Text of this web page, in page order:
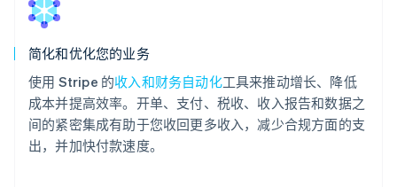
简化和优化您的业务
使用 Stripe 的收入和财务自动化工具来推动增长、降低
成本并提高效率。开单、支付、税收、收入报告和数据之
间的紧密集成有助于您收回更多收入，减少合规方面的支
出，并加快付款速度。